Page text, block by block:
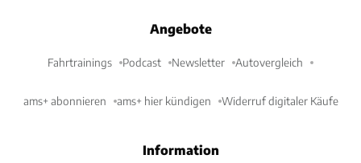
Angebote
Fahrtrainings Podcast Newsletter Autovergleich
ams+ abonnieren ams+ hier kündigen Widerruf digitaler Käufe
Information